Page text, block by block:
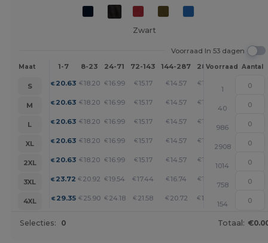
Zwart
Voorraad In 53 dagen
Maat 1-7 8-23 24-71 72-143 144-287 288 + Meer
Voorraad Aantal
S €20.63 €18.20 € 16.99 €15.17 € 14.57 € 13.95
1
M
€20.63 €18.20 € 16.99 €15.17 € 14.57 € 13.95
40
L
€20.63 €18.20 € 16.99 €15.17 € 14.57 € 13.95
986
XL
€20.63 €18.20 € 16.99 €15.17 € 14.57 € 13.95 +
2908
2XL
€20.63 €18.20 € 16.99 €15.17 € 14.57 € 13.95
1014
3XL
€23.72 € 20.92 € 19.54 € 17.44 € 16.74 €16.05
758
4XL
€29.35 € 25.90 € 24.18 € 21.58 € 20.72 € 19.86
154
Selecties: 0 Totaal: